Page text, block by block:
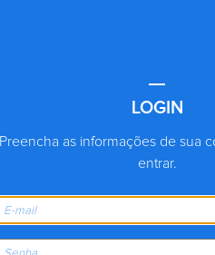
LOGIN
Preencha as informações de sua
entrar.